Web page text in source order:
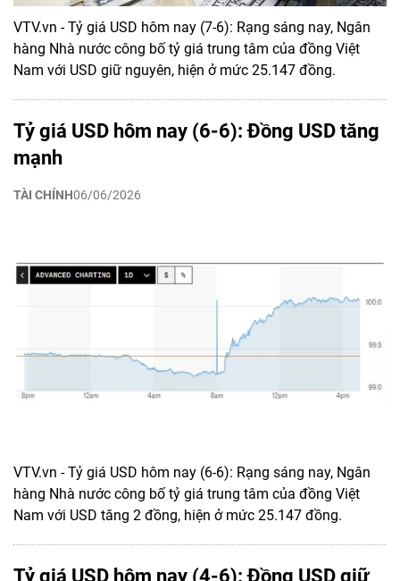
VTV.vn - Tỷ giá USD hôm nay (7-6): Rạng sáng nay, Ngân
hàng Nhà nước công bố tỷ giá trung tâm của đồng Việt
Nam với USD giữ nguyên, hiện ở mức 25.147 đồng.
Tỷ giá USD hôm nay (6-6): Đồng USD tăng
mạnh
TÀI CHÍNH06/06/2026
VTV.vn - Tỷ giá USD hôm nay (6-6): Rạng sáng nay, Ngân
hàng Nhà nước công bố tỷ giá trung tâm của đồng Việt
Nam với USD tăng 2 đồng, hiện ở mức 25.147 đồng.
Tỷ giá USD hôm nay (4-6): Đồng USD giữ